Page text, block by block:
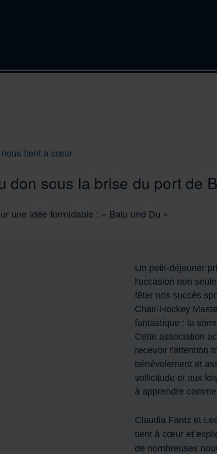
tient à cœur
don sous la brise du port de
une idée formidable : « Balu und Du »
Un petit-déjeuner
l'occasion non
fêter nos succès
Chair-Hockey
fantastique : la
Cette association
recevoir l'attention
bénévolement et
sollicitude et aux
à apprendre
Claudia Fantz et
tient à cœur et
de nombreuses